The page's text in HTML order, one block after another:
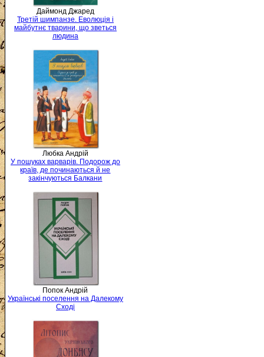
Даймонд Джаред
Третій шимпанзе. Еволюція і
майбутнє тварини, що зветься
людина
Любка Андрій
У пошуках варварів. Подорож до
країв, де починаються й не
закінчуються Балкани
Попок Андрій
Українські поселення на Далекому
Сході